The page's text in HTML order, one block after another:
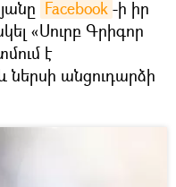
Facebook -ի իր
«Սուրբ Գրիգոր
է
ներսի անցուդարձի